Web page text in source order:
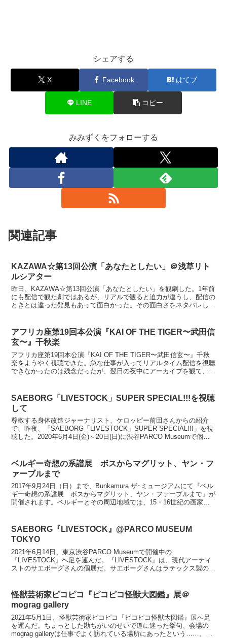
シェアする
X Facebook はてブ
LINE コピー
みみずくをフォローする
関連記事
KAZAWA☆第13回公演「あなたとしたい」＠浅草リト
ルシアター
昨日、KAZAWA☆第13回公演「あなたとしたい」を観劇した。1年前
にも配信で観た劇ではあるが、リアルで観ると迫力が違うし、配信の
ときとは違った発見もあって面白かった。その面白さをネタバレしな
アフリカ座第19回本公演『KAI OF THE TIGER〜武田信
玄〜』千秋楽
アフリカ座第19回本公演『KAI OF THE TIGER〜武田信玄〜』千秋
楽をようやく視聴できた。急な仕事が入ってリアルタイム配信を視聴
できなかったのは残念だったが、翌日の夜中にアーカイブを観て、一
SAEBORG「LIVESTOCK」SUPER SPECIAL!!!を視聴
して
尊敬する身体改造ジャーナリスト、ケロッピー前田さんからの紹介
で、昨夜、「SAEBORG「LIVESTOCK」SUPER SPECIAL!!!」を視
聴した。2020年6月4日(金)～20日(日)に渋谷PARCO Museumで個展
ベルギー奇想の系譜展 ボスからマグリット、ヤン・フ
ァーブルまで
2017年9月24日（日）まで、Bunkamura ザ･ミュージアムにて『ベル
ギー奇想の系譜展 ボスからマグリット、ヤン・ファーブルまで』が
開催されます。ベルギーとその周辺地域では、15・16世紀の画家ヒ
SAEBORG『LIVESTOCK』@PARCO MUSEUM
TOKYO
2021年6月14日、東京渋谷PARCO Museumで開催中の
『LIVESTOCK』へ足を運んだ。『LIVESTOCK』は、現代アーティ
ストのサエボーグさんの個展だ。サエボーグさんはラテックス製のボ
怪獣芸術家ピコピコ『ピコピコ怪獣大図鑑』展＠
mograg gallery
2021年5月1日、怪獣芸術家ピコピコ『ピコピコ怪獣大図鑑』展へ足
を運んだ。ちょっとした勘ちがいのせいで道に迷った挙句、会場の
mograg galleryは仕事でよく訪れている場所にあったという……。し